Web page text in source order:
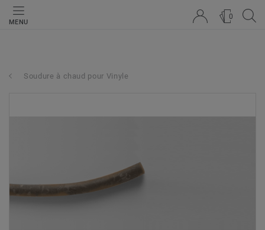
MENU
0
Soudure à chaud pour Vinyle